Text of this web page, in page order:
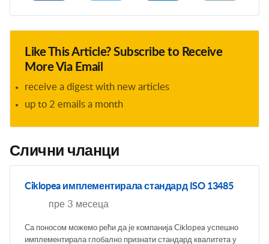
Like This Article? Subscribe to Receive
More Via Email
receive a digest with new articles
up to 2 emails a month
Слични чланци
Ciklopea имплементирала стандард ISO 13485
пре 3 месеца
Са поносом можемо рећи да је компанија Ciklopea успешно
имплементирала глобално признати стандард квалитета у